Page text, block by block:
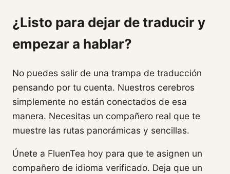
¿Listo para dejar de traducir y
empezar a hablar?
No puedes salir de una trampa de traducción
pensando por tu cuenta. Nuestros cerebros
simplemente no están conectados de esa
manera. Necesitas un compañero real que te
muestre las rutas panorámicas y sencillas.
Únete a FluenTea hoy para que te asignen un
compañero de idioma verificado. Deja que un